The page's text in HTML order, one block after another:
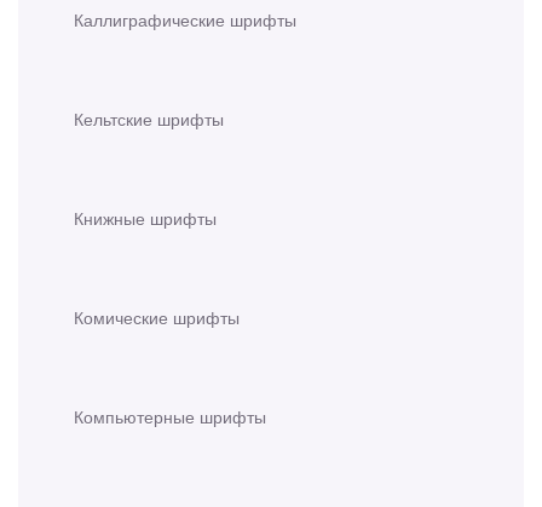
Каллиграфические шрифты
Кельтские шрифты
Книжные шрифты
Комические шрифты
Компьютерные шрифты